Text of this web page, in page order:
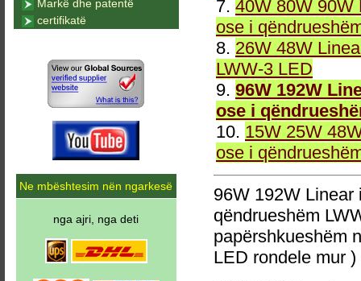
7. 40W 80W 90W
ose i
8. 26W 48W
LWW-3 LED
9. 96W 192W
ose i
10. 15W 25W
ose i
96W 192W
qëndrueshëm
papërshkueshëm
LED rondele mur )
Markë dhe patentë
certifikatë
Ne mbështesim nën ngarkesë
nga ajri, nga deti